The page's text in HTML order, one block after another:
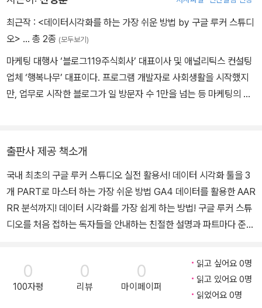
최근작 : <데이터시각화를 하는 가장 쉬운 방법 by 구글 루커 스튜디
오> … 총 2종 (모두보기)
마케팅 대행사 ‘블로그119주식회사’ 대표이사 및 애널리틱스 컨설팅
업체 ‘행복나무’ 대표이다. 프로그램 개발자로 사회생활을 시작했지
만, 업무로 시작한 블로그가 일 방문자 수 1만을 넘는 등 마케팅의 소
로 활발하게 활동 중이며 유튜브를 통해 구글 시트, GA4, 루커 스튜
디오 관련 컨텐츠를 다루고 있다. 저서로는 ‘한 장으로 요약하는, 구글
애널리틱스 4’ 등이 있다.
출판사 제공 책소개
국내 최초의 구글 루커 스튜디오 실전 활용서! 데이터 시각화 툴을 3
개 PART로 마스터 하는 가장 쉬운 방법 GA4 데이터를 활용한 AAR
RR 분석까지! 데이터 시각화를 가장 쉽게 하는 방법! 구글 루커 스튜
디오를 처음 접하는 독자들을 안내하는 친절한 설명과 파트마다 준비
능을 습득합니다. 더 나아가 데이터 시각화에 대한 저자의 노하우와
한눈에 들어오는 가독성을 갖춘 표를 만드는 팁까지. 책을 완독하는
것만으로 구글 루커 스튜디오의 모든 기능을 습득할 수 있는 구성으
0
100자평
0
리뷰
0
마이페이퍼
읽고 싶어요 0명
읽고 있어요 0명
읽었어요 0명